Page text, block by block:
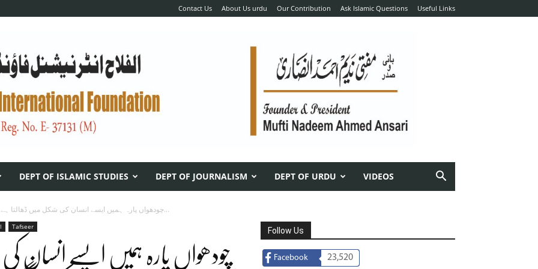
Contact Us About Us urdu Our Contribution Ask Islamic Questions Useful Links
DEPT OF ISLAMIC STUDIES DEPT OF JOURNALISM DEPT OF URDU VIDEOS
چودھواں پارہ ہمیں ایسے انسان کی شکل میں ڈھالتا ہے جو کائنات...
Tafseer
چودھواں پارہ ہمیں ایسے انسان
Follow Us
Facebook 23,520